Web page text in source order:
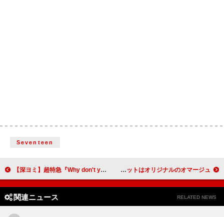
Seventeen
【深ヨミ】超特急『Why don't you 超特急？』の販売動向を過去作と比較調査 NEWS「チャンカパーナ」が英語化、配信ジャケットはオリジナルのオマージュ
関連ニュース RELATED NEWS